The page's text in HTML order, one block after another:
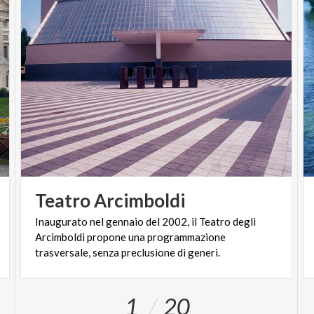
TeatroArcimboldi
Inaugurato nel gennaio del 2002, il Teatro degli
Arcimboldi propone una programmazione
trasversale, senza preclusione di generi.
1 20